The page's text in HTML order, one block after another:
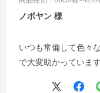
ノボヤン
いつも常備して色々
で大変助かっています